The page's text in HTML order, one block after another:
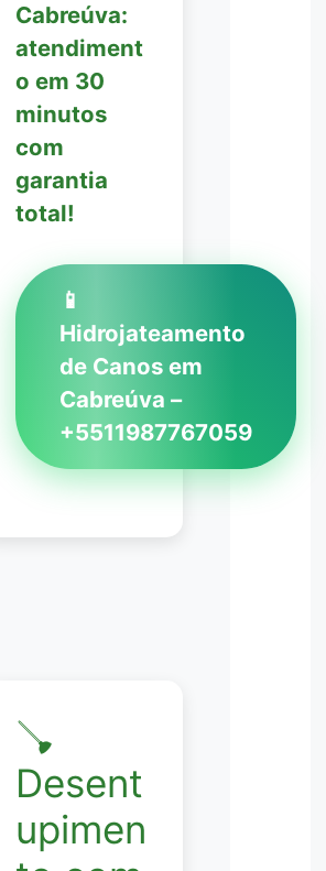
Cabreúva:
atendiment
o em 30
minutos
com
garantia
total!
📱
Hidrojateamento
de Canos em
Cabreúva –
+5511987767059
🪠
Desent
upimen